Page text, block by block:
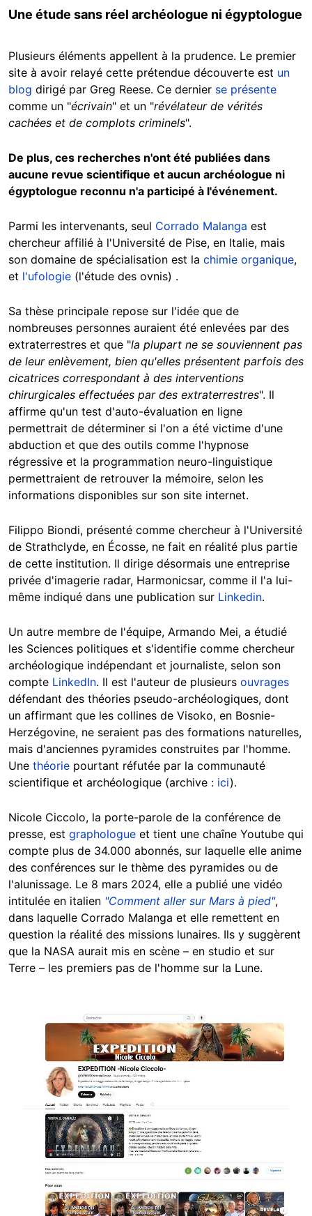
Une étude sans réel archéologue ni égyptologue
Plusieurs éléments appellent à la prudence. Le premier
site à avoir relayé cette prétendue découverte est un
blog dirigé par Greg Reese. Ce dernier se présente
comme un "écrivain" et un "révélateur de vérités
cachées et de complots criminels".
De plus, ces recherches n'ont été publiées dans
aucune revue scientifique et aucun archéologue ni
égyptologue reconnu n'a participé à l'événement.
Parmi les intervenants, seul Corrado Malanga est
chercheur affilié à l'Université de Pise, en Italie, mais
son domaine de spécialisation est la chimie organique,
et l'ufologie (l'étude des ovnis) .
Sa thèse principale repose sur l'idée que de
nombreuses personnes auraient été enlevées par des
extraterrestres et que "la plupart ne se souviennent pas
de leur enlèvement, bien qu'elles présentent parfois des
cicatrices correspondant à des interventions
chirurgicales effectuées par des extraterrestres". Il
affirme qu'un test d'auto-évaluation en ligne
permettrait de déterminer si l'on a été victime d'une
abduction et que des outils comme l'hypnose
régressive et la programmation neuro-linguistique
permettraient de retrouver la mémoire, selon les
informations disponibles sur son site internet.
Filippo Biondi, présenté comme chercheur à l'Université
de Strathclyde, en Écosse, ne fait en réalité plus partie
de cette institution. Il dirige désormais une entreprise
privée d'imagerie radar, Harmonicsar, comme il l'a lui-
même indiqué dans une publication sur Linkedin.
Un autre membre de l'équipe, Armando Mei, a étudié
les Sciences politiques et s'identifie comme chercheur
archéologique indépendant et journaliste, selon son
compte LinkedIn. Il est l'auteur de plusieurs ouvrages
défendant des théories pseudo-archéologiques, dont
un affirmant que les collines de Visoko, en Bosnie-
Herzégovine, ne seraient pas des formations naturelles,
mais d'anciennes pyramides construites par l'homme.
Une théorie pourtant réfutée par la communauté
scientifique et archéologique (archive : ici).
Nicole Ciccolo, la porte-parole de la conférence de
presse, est graphologue et tient une chaîne Youtube qui
compte plus de 34.000 abonnés, sur laquelle elle anime
des conférences sur le thème des pyramides ou de
l'alunissage. Le 8 mars 2024, elle a publié une vidéo
intitulée en italien "Comment aller sur Mars à pied",
dans laquelle Corrado Malanga et elle remettent en
question la réalité des missions lunaires. Ils y suggèrent
que la NASA aurait mis en scène – en studio et sur
Terre – les premiers pas de l'homme sur la Lune.